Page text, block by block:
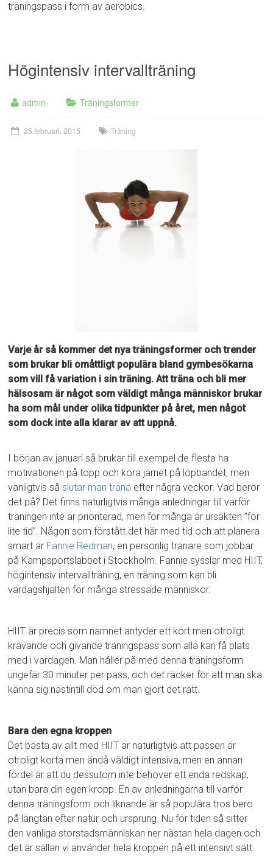
träningspass i form av aerobics.
Högintensiv intervallträning
admin Träningsformer
25 februari, 2015 Träning
Varje år så kommer det nya träningsformer och trender
som brukar bli omåttligt populära bland gymbesökarna
som vill få variation i sin träning. Att träna och bli mer
hälsosam är något som väldigt många människor brukar
ha som mål under olika tidpunkter på året, men något
som dock inte alla klarar av att uppnå.
I början av januari så brukar till exempel de flesta ha
motivationen på topp och köra järnet på löpbandet, men
vanligtvis såslutar man träna efter några veckor. Vad beror
det på? Det finns naturligtvis många anledningar till varför
träningen inte är prioriterad, men för många är ursäkten ”för
lite tid”. Någon som förstått det här med tid och att planera
smart är Fannie Redman, en personlig tränare som jobbar
på Kampsportslabbet i Stockholm. Fannie sysslar med HIIT,
högintensiv intervallträning, en träning som kan bli
vardagshjälten för många stressade människor.
HIIT är precis som namnet antyder ett kort men otroligt
krävande och givande träningspass som alla kan få plats
med i vardagen. Man håller på med denna träningsform
ungefär 30 minuter per pass, och det räcker för att man ska
känna sig nästintill död om man gjort det rätt.
Bara den egna kroppen
Det bästa av allt med HIIT är naturligtvis att passen är
otroligt korta men ändå väldigt intensiva, men en annan
fördel är att du dessutom inte behöver ett enda redskap,
utan bara din egen kropp. En av anledningarna till varför
denna träningsform och liknande är så populära tros bero
på längtan efter natur och ursprung. Nu för tiden så sitter
den vanliga storstadsmänniskan ner nästan hela dagen och
det är sällan vi använder hela kroppen på ett intensivt sätt.